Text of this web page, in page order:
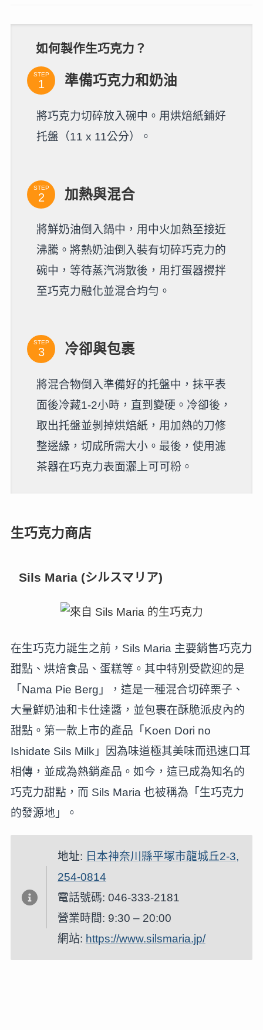
如何製作生巧克力？
STEP 準備巧克力和奶油
將巧克力切碎放入碗中。用烘焙紙鋪好
托盤（11 x 11公分）。
STEP 加熱與混合
將鮮奶油倒入鍋中，用中火加熱至接近
沸騰。將熱奶油倒入裝有切碎巧克力的
碗中，等待蒸汽消散後，用打蛋器攪拌
至巧克力融化並混合均勻。
STEP 冷卻與包裹
將混合物倒入準備好的托盤中，抹平表
面後冷藏1-2小時，直到變硬。冷卻後，
取出托盤並剝掉烘焙紙，用加熱的刀修
整邊緣，切成所需大小。最後，使用濾
茶器在巧克力表面灑上可可粉。
生巧克力商店
Sils Maria (シルスマリア)
在生巧克力誕生之前，Sils Maria 主要銷售巧克力
甜點、烘焙食品、蛋糕等。其中特別受歡迎的是
「Nama Pie Berg」，這是一種混合切碎栗子、
大量鮮奶油和卡仕達醬，並包裹在酥脆派皮內的
甜點。第一款上市的產品「Koen Dori no
Ishidate Sils Milk」因為味道極其美味而迅速口耳
相傳，並成為熱銷產品。如今，這已成為知名的
巧克力甜點，而 Sils Maria 也被稱為「生巧克力
的發源地」。
地址: 日本神奈川縣平塚市龍城丘2-3,
254-0814
電話號碼: 046-333-2181
營業時間: 9:30 – 20:00
網站: https://www.silsmaria.jp/